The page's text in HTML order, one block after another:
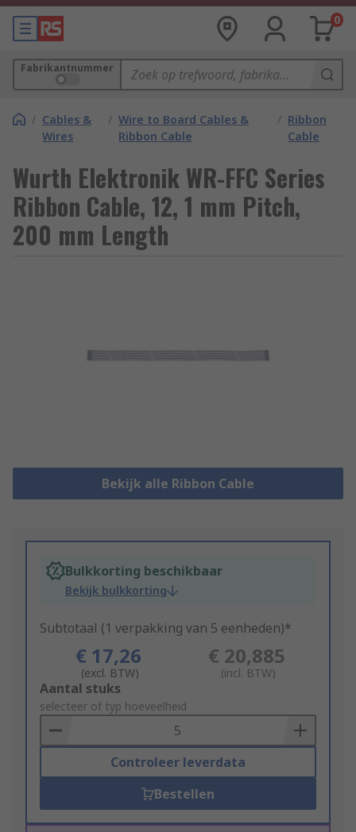
0
Fabrikantnummer
/ Cables &
Wires
/ Wire to Board Cables &
Ribbon Cable
/ Ribbon
Cable
Wurth Elektronik WR-FFC Series
Ribbon Cable, 12, 1 mm Pitch,
200 mm Length
Bekijk alle Ribbon Cable
Bulkkorting beschikbaar
Bekijk bulkkorting
Subtotaal (1 verpakking van 5 eenheden)*
€ 17,26
(excl. BTW)
€ 20,885
(incl. BTW)
Add
to
Basket
Aantal stuks
selecteer of typ hoeveelheid
Controleer leverdata
Bestellen